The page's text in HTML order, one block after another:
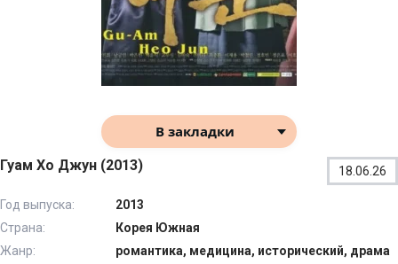
В закладки
Гуам Хо Джун (2013) 18.06.26
Год выпуска:
2013
Страна:
Корея Южная
Жанр:
романтика, медицина, исторический, драма